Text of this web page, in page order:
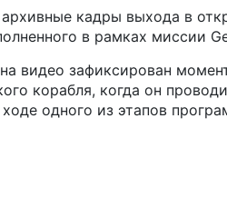
кадры выхода в
в рамках миссии
видео зафиксирован
корабля, когда он
одного из этапов